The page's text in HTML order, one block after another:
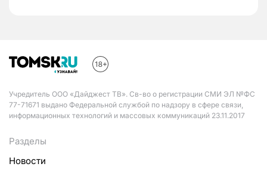
Учредитель ООО «Дайджест ТВ». Св-во о регистрации СМИ ЭЛ №ФС
77-71671 выдано Федеральной службой по надзору в сфере связи,
информационных технологий и массовых коммуникаций 23.11.2017
Разделы
Новости